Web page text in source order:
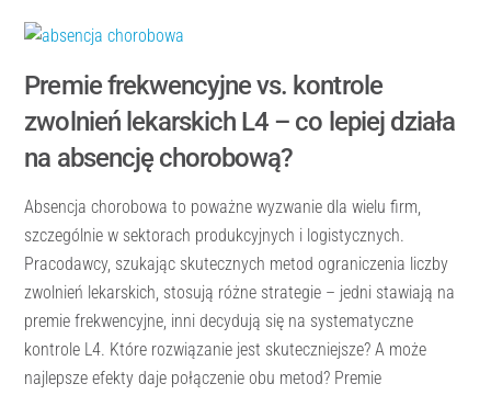
Premie frekwencyjne vs. kontrole
zwolnień lekarskich L4 – co lepiej działa
na absencję chorobową?
Absencja chorobowa to poważne wyzwanie dla wielu firm,
szczególnie w sektorach produkcyjnych i logistycznych.
Pracodawcy, szukając skutecznych metod ograniczenia liczby
zwolnień lekarskich, stosują różne strategie – jedni stawiają na
premie frekwencyjne, inni decydują się na systematyczne
kontrole L4. Które rozwiązanie jest skuteczniejsze? A może
najlepsze efekty daje połączenie obu metod? Premie